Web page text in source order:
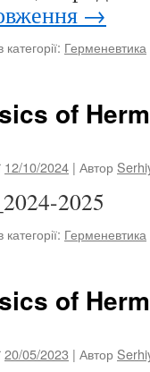
→
Герменевтика
of
12/10/2024 | Автор
2025
Герменевтика
of
20/05/2023 | Автор